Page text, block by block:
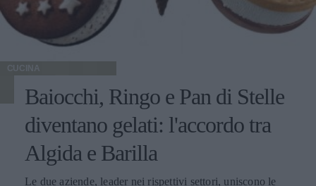
CUCINA
Baiocchi, Ringo e Pan di Stelle
diventano gelati: l'accordo tra
Algida e Barilla
Le due aziende, leader nei rispettivi settori, uniscono le